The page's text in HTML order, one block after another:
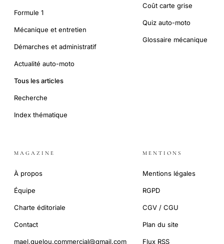
Formule 1
Mécanique et entretien
Démarches et administratif
Actualité auto-moto
Tous les articles
Recherche
Index thématique
Coût carte grise
Quiz auto-moto
Glossaire mécanique
MAGAZINE
À propos
Équipe
Charte éditoriale
Contact
mael.guelou.commercial@gmail.com
MENTIONS
Mentions légales
RGPD
CGV / CGU
Plan du site
Flux RSS